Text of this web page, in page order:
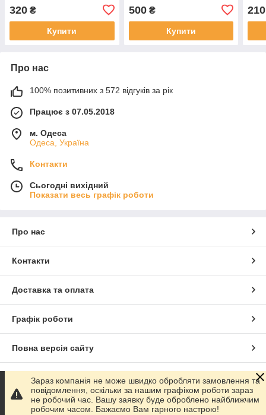
320 ₴
Купити
500₴
Купити
210
Про нас
100% позитивних з 572 відгуків за рік
Працює з 07.05.2018
м. Одеса
Одеса, Україна
Контакти
Сьогодні вихідний
Показати весь графік роботи
Про нас
Контакти
Доставка та оплата
Графік роботи
Повна версія сайту
Сайт створено на маркетплейсі Prom.ua
Політика конфіденційності
Зараз компанія не може швидко обробляти замовлення та
повідомлення, оскільки за нашим графіком роботи зараз
не робочий час. Вашу заявку буде оброблено найближчим
робочим часом. Бажаємо Вам гарного настрою!